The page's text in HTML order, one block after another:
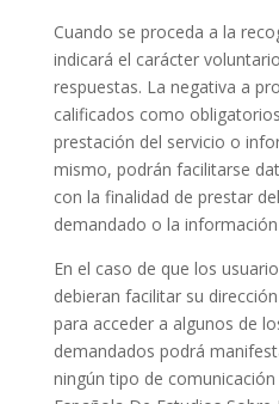
Cuando se proceda a la
indicará el carácter
respuestas. La negativa a
calificados como
prestación del servicio o
mismo, podrán facilitarse
con la finalidad de prestar
demandado o la
En el caso de que los
debieran facilitar su
para acceder a algunos de
demandados podrá
ningún tipo de comunicación